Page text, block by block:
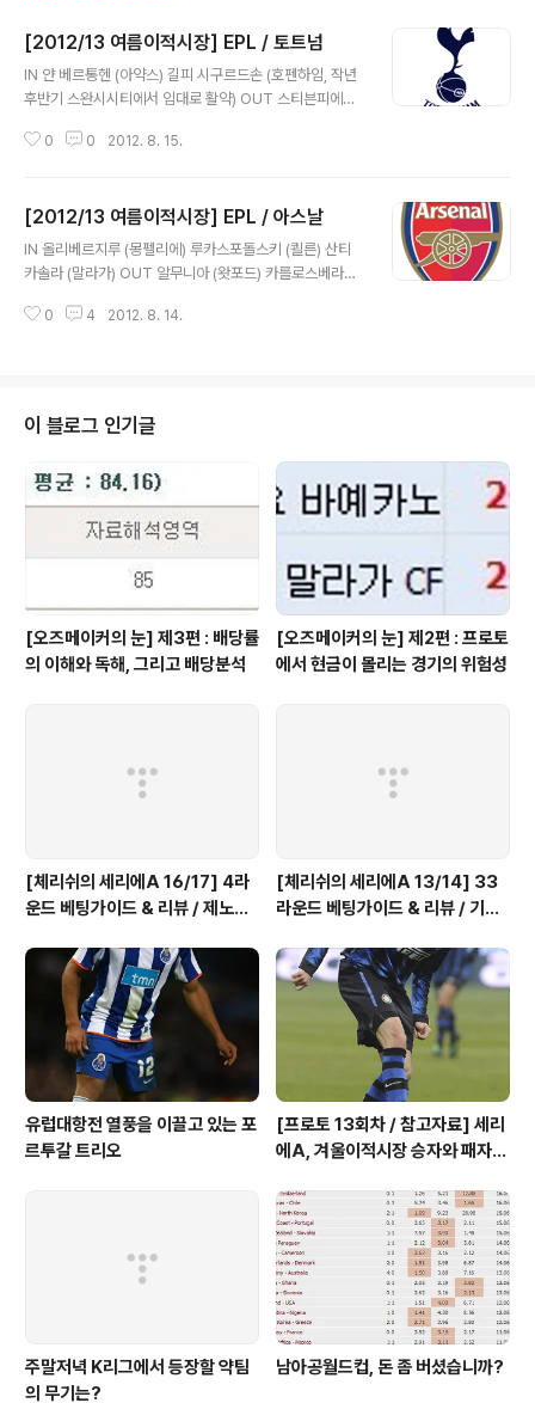
[2012/13 여름이적시장] EPL / 토트넘
IN 얀 베르통헨 (아약스) 길피 시구르드손 (호펜하임, 작년
후반기 스완시시티에서 임대로 활약) OUT 스티븐피에나
(로코모티브모스크바) 루이사하 (?) Rumor 모드리치 (이
첼시를 막장으로 만들어놓고 디마테오에게 자리를 넘겨주
면서 사실상 짤렸던 보아스이다. 토트넘의 고질적인 문제
가 '수비' 였다는 걸 고려하면 그의 스타일이 독이 될 수도
한 보완은 철처하게 하였다. 벨기에 국가대표 수비수인 얀
0 0 2012. 8. 15.
[2012/13 여름이적시장] EPL / 아스날
IN 올리베르지루 (몽펠리에) 루카스포돌스키 (쾰른) 산티
카솔라 (말라가) OUT 알무니아 (왓포드) 카를로스베라
카를로스베라를 판 것 외에는 거의 3000만 이상 파운드를
카솔라를 팔아야 하는 사정에서 아스날을 원했고, 그는 원
하는 팀 아스날로 이적하였다. 반페르시 외에 공격수의 결
정력이 늘 문제되었던 아스날은 2명의 뛰어난 공격수를 영
입하였다. 4-3-3 을 쓸 수도 있을 정도의 공격라인, 프랑
스리그를 지배했던 공격수 지루(몽펠리에)와 독일 국가대
표 포돌스키(쾰른)를 동시에 영..
0 4 2012. 8. 14.
이 블로그 인기글
[오즈메이커의 눈] 제3편 : 배당률
의 이해와 독해, 그리고 배당분석
[오즈메이커의 눈] 제2편 : 프로토
에서 현금이 몰리는 경기의 위험성
[체리쉬의 세리에A 16/17] 4라
운드 베팅가이드 & 리뷰 / 제노아
[체리쉬의 세리에A 13/14] 33
라운드 베팅가이드 & 리뷰 / 기적
유럽대항전 열풍을 이끌고 있는 포
르투갈 트리오
[프로토 13회차 / 참고자료] 세리
에A, 겨울이적시장 승자와 패자
주말저녁 K리그에서 등장할 약팀
의 무기는?
남아공월드컵, 돈 좀 버셨습니까?